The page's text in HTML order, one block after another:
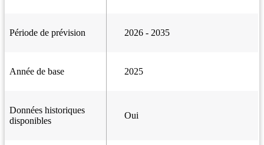
Période de prévision 2026 - 2035
Année de base 2025
Données historiques
disponibles
Oui